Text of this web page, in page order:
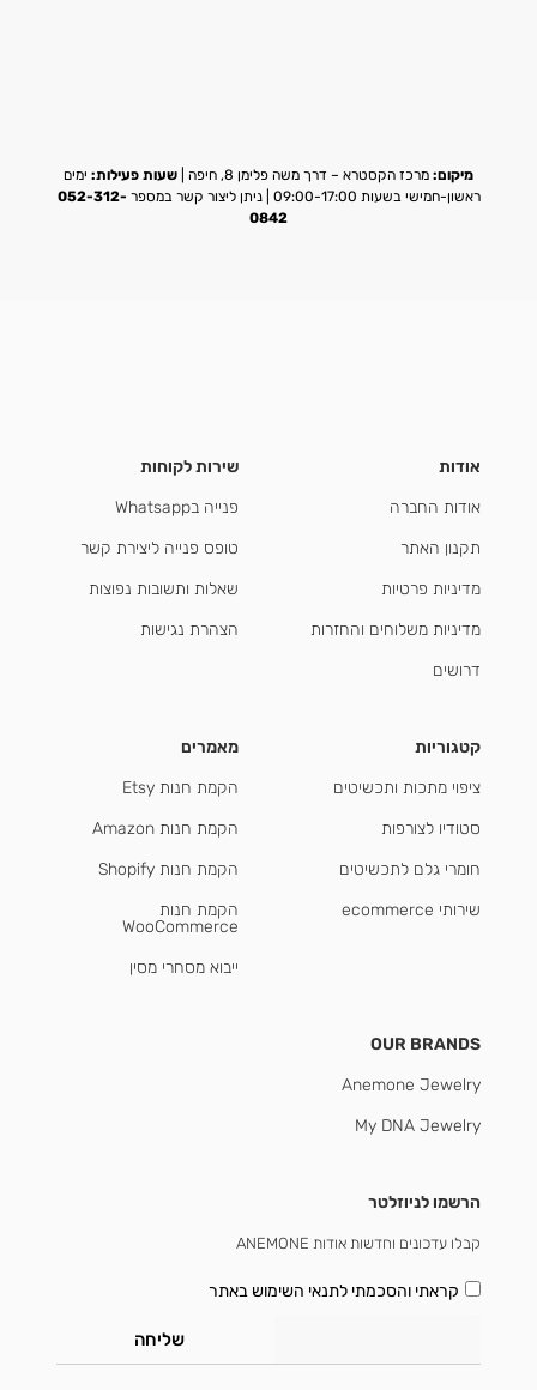
מיקום: מרכז הקסטרא – דרך משה פלימן 8, חיפה | שעות פעילות: ימים
ראשון-חמישי בשעות 09:00-17:00 | ניתן ליצור קשר במספר
052-312-
0842
אודות
אודות החברה
תקנון האתר
מדיניות פרטיות
מדיניות משלוחים והחזרות
דרושים
שירות לקוחות
פנייה בWhatsapp
טופס פנייה ליצירת קשר
שאלות ותשובות נפוצות
הצהרת נגישות
קטגוריות
ציפוי מתכות ותכשיטים
סטודיו לצורפות
חומרי גלם לתכשיטים
שירותי ecommerce
מאמרים
הקמת חנות Etsy
הקמת חנות Amazon
הקמת חנות Shopify
הקמת חנות
WooCommerce
ייבוא מסחרי מסין
OUR BRANDS
Anemone Jewelry
My DNA Jewelry
הרשמו לניוזלטר
קבלו עדכונים וחדשות אודות ANEMONE
קראתי והסכמתילתנאי השימוש באתר
שליחה